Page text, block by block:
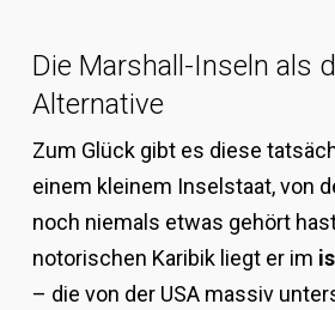
Die Marshall-Inseln als
Alternative
Zum Glück gibt es diese
einem kleinem Inselstaat, von
noch niemals etwas gehört
notorischen Karibik liegt er im
– die von der USA massiv